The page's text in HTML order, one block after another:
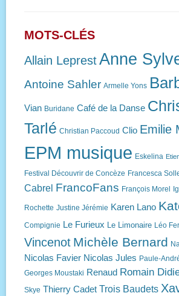
MOTS-CLÉS
Allain LeprestAnne
Antoine Sahler Armelle Yons
Vian Buridane Café de la Danse
Tarlé Christian Paccoud Clio Emilie
EPM musique Eskelina
Festival Découvrir de Concèze Francesca
Cabrel FrancoFans François Morel
Rochette Justine Jérémie Karen Lano
Compignie Le Furieux Le Limonaire Léo
Vincenot Michèle Bernard
Nicolas Favier Nicolas Jules Paule-
Georges Moustaki Renaud Romain
Skye Thierry Cadet Trois Baudets